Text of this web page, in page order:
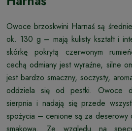
Owoce brzoskwini Harnaś są
ok. 130 g – mają kulisty kształt i
skórkę pokrytą czerwonym
cechą odmiany jest wyraźne, silne
jest bardzo smaczny, soczysty,
oddziela się od pestki. Owoce
sierpnia i nadają się przede
spożycia – cenione są za deserowy